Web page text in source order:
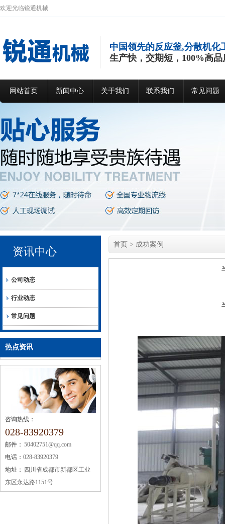
欢迎光临锐通机械
中国领先的反应釜,分散机化
生产快，交期短，100%高品
网站首页 新闻中心 关于我们 联系我们 常见问题
资讯中心
公司动态
行业动态
常见问题
热点资讯
咨询热线：
028-83920379
邮件： 50402751@qq.com
电话： 028-83920379
地址：
四川省成都市新都区工业
东区永达路1151号
首页 > 成功案例